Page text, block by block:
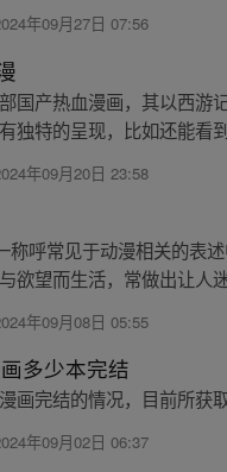
年09月27日 07:56
国产热血漫画，其以西游
独特的呈现，比如还能看
年09月20日 23:58
称呼常见于动漫相关的表
欲望而生活，常做出让人
年09月08日 05:55
多少本完结
画完结的情况，目前所获
年09月02日 06:37